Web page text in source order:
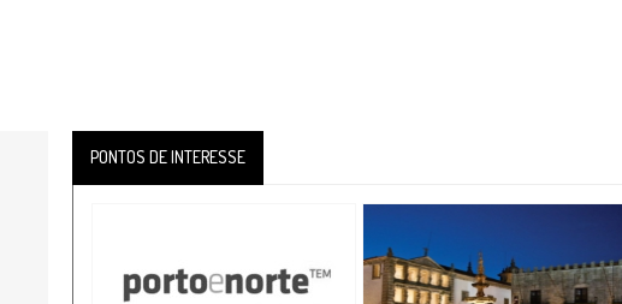
PONTOS DE INTERESSE